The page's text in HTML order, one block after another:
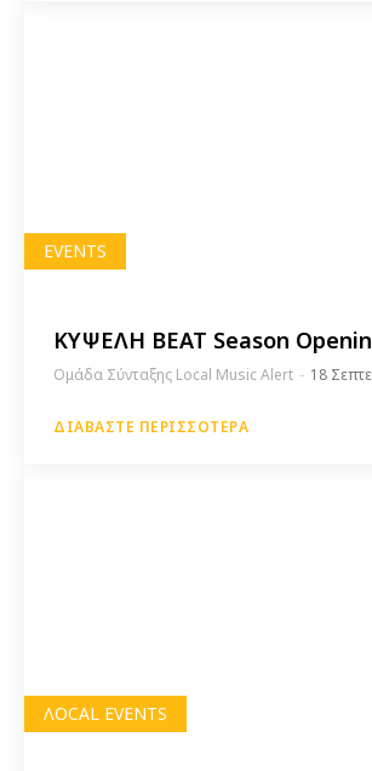
EVENTS
ΚΥΨΕΛΗ ΒΕΑΤ Season
Ομάδα Σύνταξης Local Music Alert - 18
ΔΙΑΒΆΣΤΕ ΠΕΡΙΣΣΌΤΕΡΑ
ΛOCAL EVENTS